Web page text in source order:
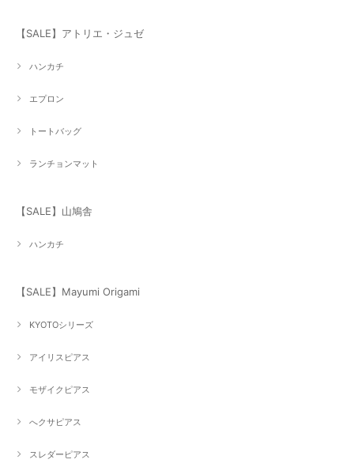
【SALE】アトリエ・ジュゼ
ハンカチ
エプロン
トートバッグ
ランチョンマット
【SALE】山鳩舎
ハンカチ
【SALE】Mayumi Origami
KYOTOシリーズ
アイリスピアス
モザイクピアス
へクサピアス
スレダーピアス